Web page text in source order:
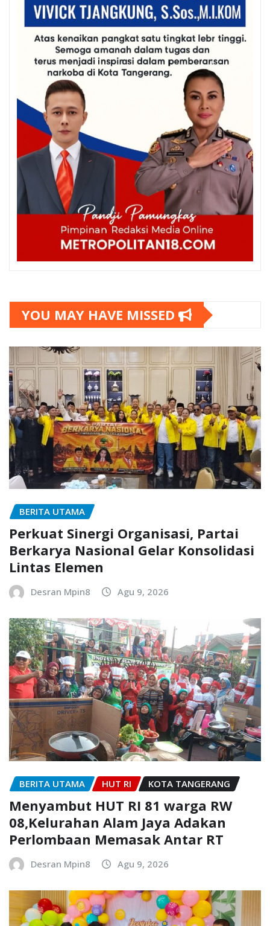
YOU MAY HAVE MISSED
BERITA UTAMA
Perkuat Sinergi Organisasi, Partai
Berkarya Nasional Gelar Konsolidasi
Lintas Elemen
Desran Mpin8 Agu 9, 2026
BERITA UTAMA HUT RI KOTA TANGERANG
Menyambut HUT RI 81 warga RW
08,Kelurahan Alam Jaya Adakan
Perlombaan Memasak Antar RT
Desran Mpin8 Agu 9, 2026